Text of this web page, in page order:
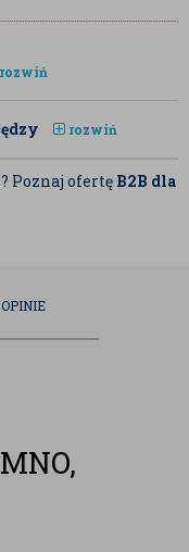
rozwiń
rozwiń
Poznaj ofertę B2B dla
OPINIE